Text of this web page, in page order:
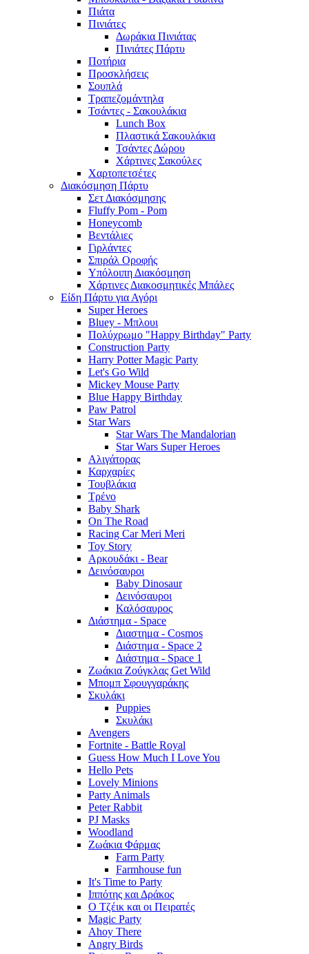
Πιάτα
Πινιάτες
Δωράκια Πινιάτας
Πινιάτες Πάρτυ
Ποτήρια
Προσκλήσεις
Σουπλά
Τραπεζομάντηλα
Τσάντες - Σακουλάκια
Lunch Box
Πλαστικά Σακουλάκια
Τσάντες Δώρου
Χάρτινες Σακούλες
Χαρτοπετσέτες
Διακόσμηση Πάρτυ
Σετ Διακόσμησης
Fluffy Pom - Pom
Honeycomb
Βεντάλιες
Γιρλάντες
Σπιράλ Οροφής
Υπόλοιπη Διακόσμηση
Χάρτινες Διακοσμητικές Μπάλες
Είδη Πάρτυ για Αγόρι
Super Heroes
Bluey - Μπλουι
Πολύχρωμο "Happy Birthday" Party
Construction Party
Harry Potter Magic Party
Let's Go Wild
Mickey Mouse Party
Blue Happy Birthday
Paw Patrol
Star Wars
Star Wars The Mandalorian
Star Wars Super Heroes
Αλιγάτορας
Καρχαρίες
Τουβλάκια
Τρένο
Baby Shark
On The Road
Racing Car Meri Meri
Toy Story
Αρκουδάκι - Bear
Δεινόσαυροι
Baby Dinosaur
Δεινόσαυροι
Καλόσαυρος
Διάστημα - Space
Διαστημα - Cosmos
Διάστημα - Space 2
Διάστημα - Space 1
Ζωάκια Ζούγκλας Get Wild
Μπομπ Σφουγγαράκης
Σκυλάκι
Puppies
Σκυλάκι
Avengers
Fortnite - Battle Royal
Guess How Much I Love You
Hello Pets
Lovely Minions
Party Animals
Peter Rabbit
PJ Masks
Woodland
Ζωάκια Φάρμας
Farm Party
Farmhouse fun
It's Time to Party
Ιππότης και Δράκος
Ο Τζέικ και οι Πειρατές
Magic Party
Ahoy There
Angry Birds